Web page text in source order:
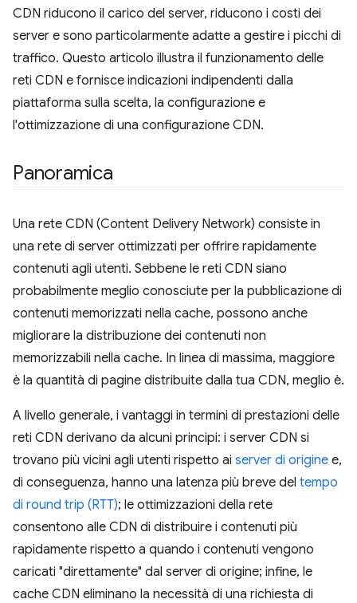
CDN riducono il carico del server, riducono i costi dei
server e sono particolarmente adatte a gestire i picchi di
traffico. Questo articolo illustra il funzionamento delle
reti CDN e fornisce indicazioni indipendenti dalla
piattaforma sulla scelta, la configurazione e
l'ottimizzazione di una configurazione CDN.
Panoramica
Una rete CDN (Content Delivery Network) consiste in
una rete di server ottimizzati per offrire rapidamente
contenuti agli utenti. Sebbene le reti CDN siano
probabilmente meglio conosciute per la pubblicazione di
contenuti memorizzati nella cache, possono anche
migliorare la distribuzione dei contenuti non
memorizzabili nella cache. In linea di massima, maggiore
è la quantità di pagine distribuite dalla tua CDN, meglio è.
A livello generale, i vantaggi in termini di prestazioni delle
reti CDN derivano da alcuni principi: i server CDN si
trovano più vicini agli utenti rispetto ai server di origine e,
di conseguenza, hanno una latenza più breve del tempo
di round trip (RTT); le ottimizzazioni della rete
consentono alle CDN di distribuire i contenuti più
rapidamente rispetto a quando i contenuti vengono
caricati "direttamente" dal server di origine; infine, le
cache CDN eliminano la necessità di una richiesta di